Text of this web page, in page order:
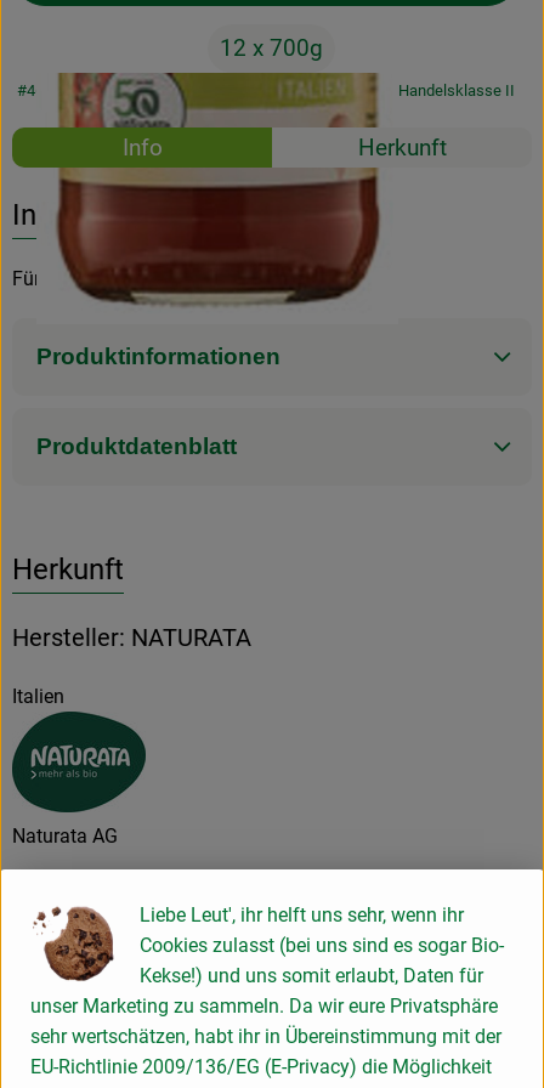
12 x 700g
#4608 47,88 €/ 12 x 700g / kg 7% MwSt Handelsklasse II
Rezepte
Info Herkunft
Entdecke passende Rezepte
Info
Für die vielseitige Küche
Produktinformationen
Produktdatenblatt
Herkunft
Hersteller: NATURATA
Italien
Naturata AG
Die NATURATA AG – „Wir leben Bio 4.0“
Als führender Anbieter von biologischen und bio-
dynamischen Lebensmitteln zeichnet sich die NATURATA AG
durch beste Qualität, Nachhaltigkeit und einzigartigen
Liebe Leut', ihr helft uns sehr, wenn ihr
Cookies zulasst (bei uns sind es sogar Bio-
Kekse!) und uns somit erlaubt, Daten für
unser Marketing zu sammeln. Da wir eure Privatsphäre
sehr wertschätzen, habt ihr in Übereinstimmung mit der
EU-Richtlinie 2009/136/EG (E-Privacy) die Möglichkeit